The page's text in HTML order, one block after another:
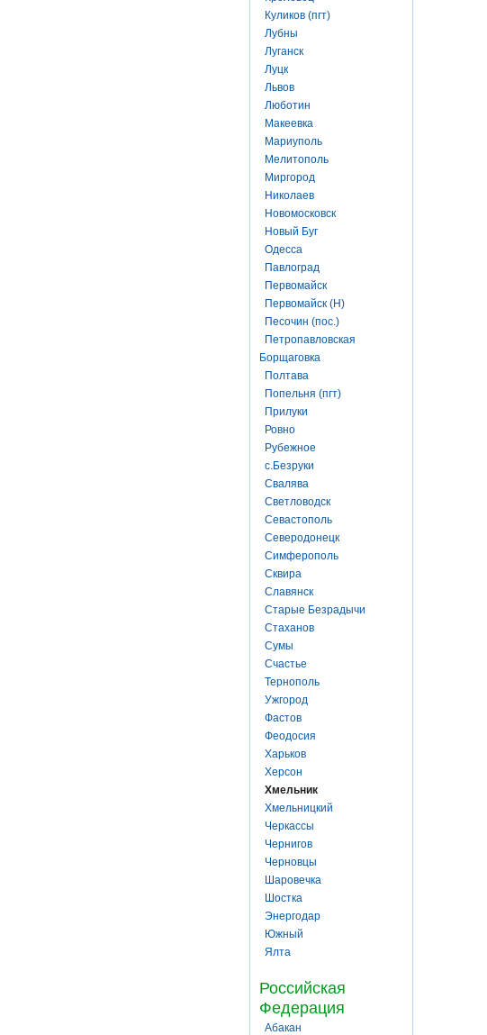
Куликов (пгт)
Лубны
Луганск
Луцк
Львов
Люботин
Макеевка
Мариуполь
Мелитополь
Миргород
Николаев
Новомосковск
Новый Буг
Одесса
Павлоград
Первомайск
Первомайск (Н)
Песочин (пос.)
Петропавловская
Борщаговка
Полтава
Попельня (пгт)
Прилуки
Ровно
Рубежное
с.Безруки
Свалява
Светловодск
Севастополь
Северодонецк
Симферополь
Сквира
Славянск
Старые Безрадычи
Стаханов
Сумы
Счастье
Тернополь
Ужгород
Фастов
Феодосия
Харьков
Херсон
Хмельник
Хмельницкий
Черкассы
Чернигов
Черновцы
Шаровечка
Шостка
Энергодар
Южный
Ялта
Российская
Федерация
Абакан